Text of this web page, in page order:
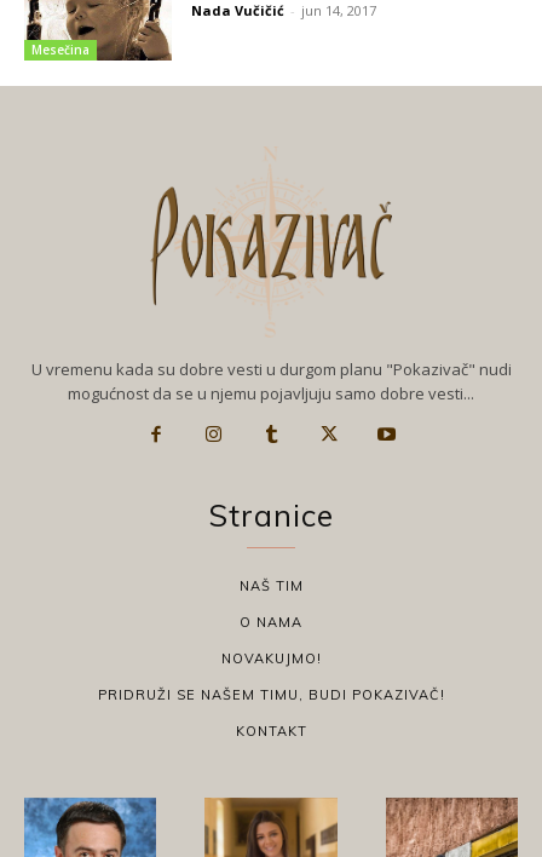
Mesečina
Nada Vučičić - jun 14, 2017
U vremenu kada su dobre vesti u durgom planu "Pokazivač" nudi
mogućnost da se u njemu pojavljuju samo dobre vesti...
Stranice
NAŠ TIM
O NAMA
NOVAKUJMO!
PRIDRUŽI SE NAŠEM TIMU, BUDI POKAZIVAČ!
KONTAKT